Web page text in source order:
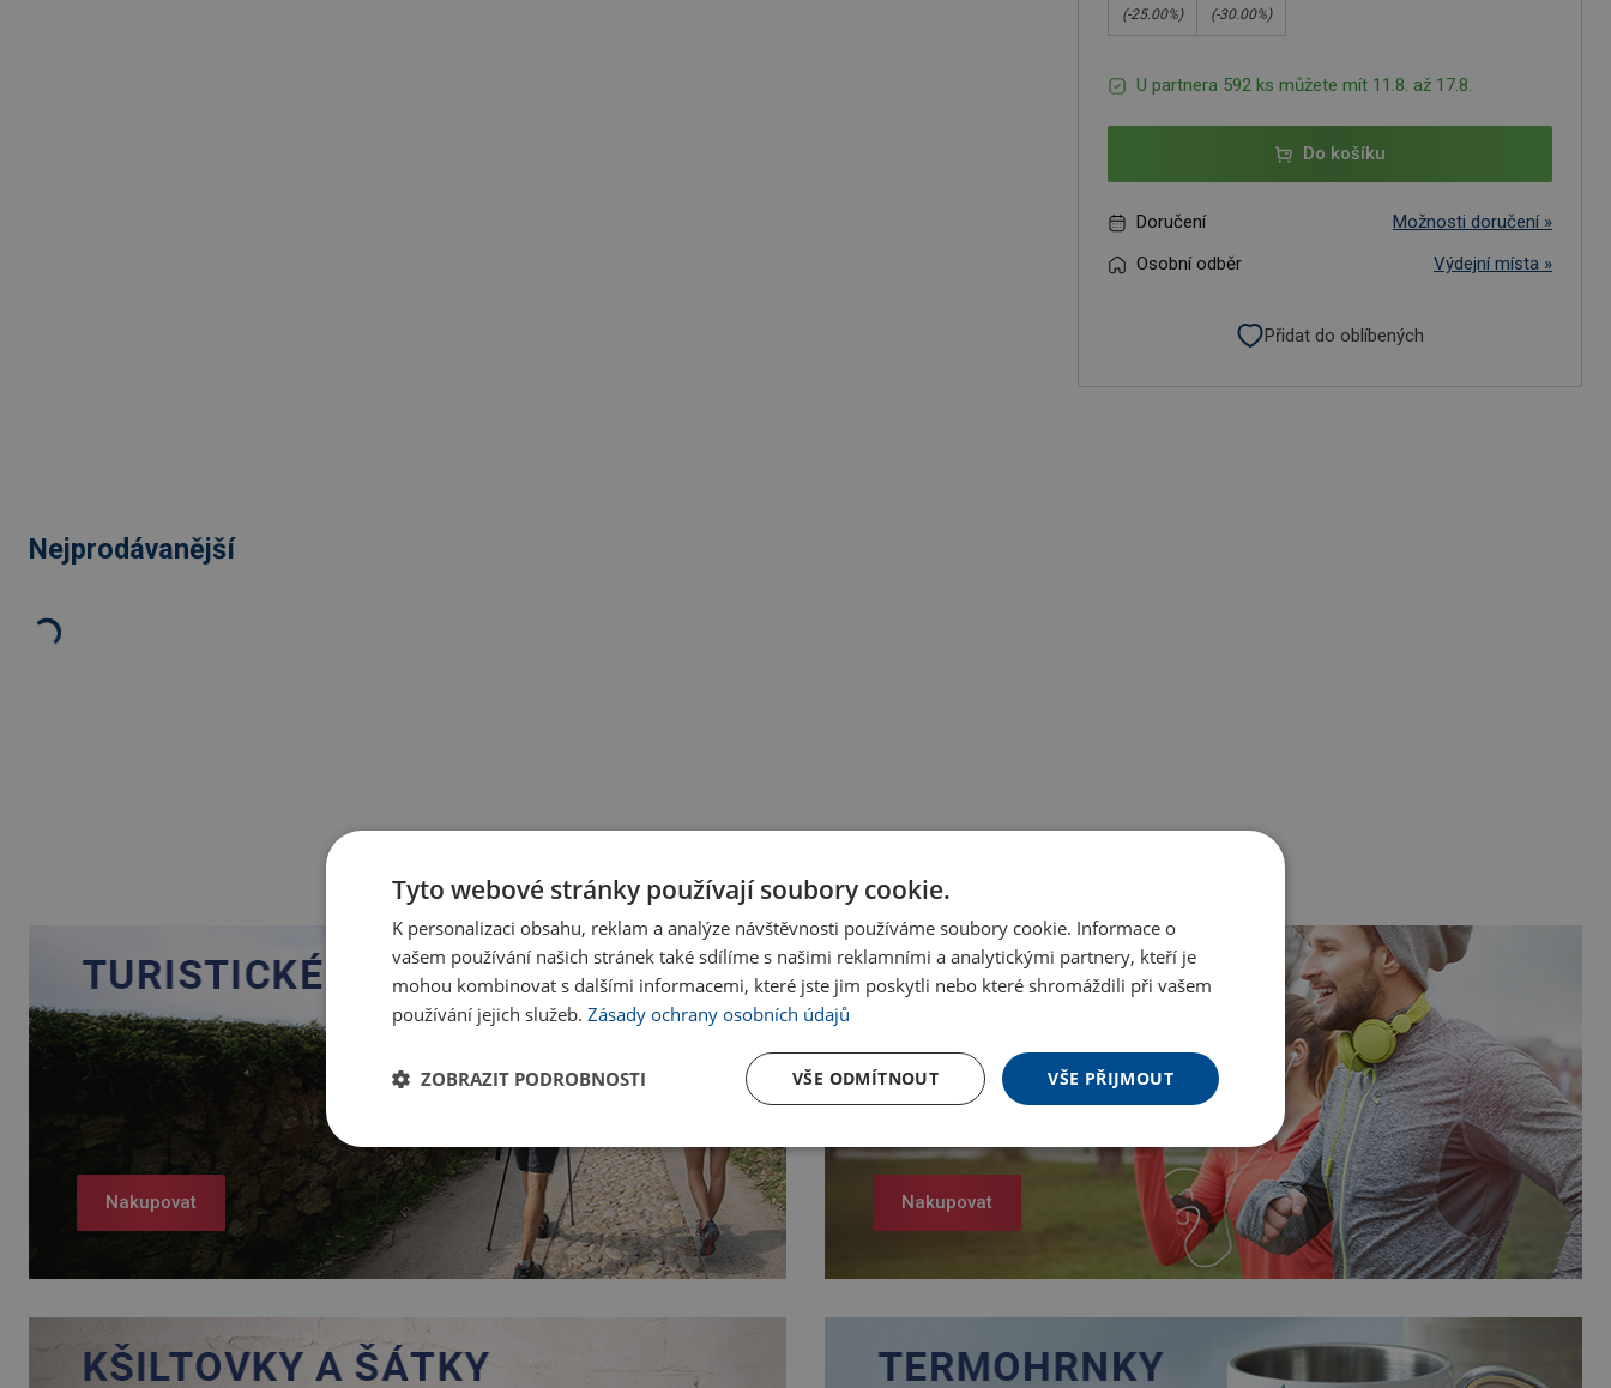
(-25.00%)
(-30.00%)
U partnera 592 ks můžete mít 11.8. až 17.8.
Do košíku
Doručení
Možnosti doručení »
Osobní odběr
Výdejní místa »
Přidat do oblíbených
Nejprodávanější
Nakupovat Nakupovat
Tyto webové stránky používají soubory cookie.
K personalizaci obsahu, reklam a analýze návštěvnosti používáme soubory cookie. Informace o
vašem používání našich stránek také sdílíme s našimi reklamními a analytickými partnery, kteří je
mohou kombinovat s dalšími informacemi, které jste jim poskytli nebo které shromáždili při vašem
používání jejich služeb. Zásady ochrany osobních údajů
VŠE PŘIJMOUT
VŠE ODMÍTNOUT
ZOBRAZIT PODROBNOSTI